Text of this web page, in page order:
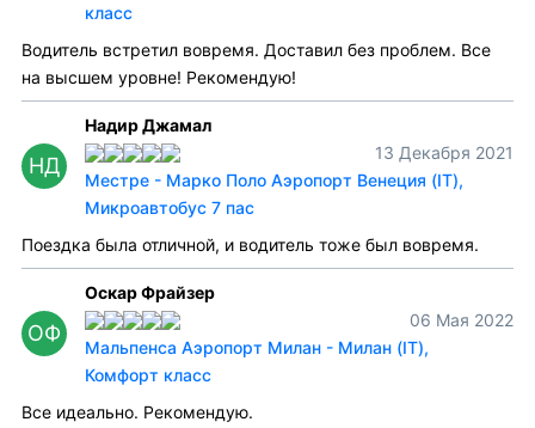
класс
Водитель встретил вовремя. Доставил без проблем. Все
на высшем уровне! Рекомендую!
НД
Надир Джамал
13 Декабря 2021
Местре - Марко Поло Аэропорт Венеция (IT),
Микроавтобус 7 пас
Поездка была отличной, и водитель тоже был вовремя.
ОФ
Оскар Фрайзер
06 Мая 2022
Мальпенса Аэропорт Милан - Милан (IT),
Комфорт класс
Все идеально. Рекомендую.